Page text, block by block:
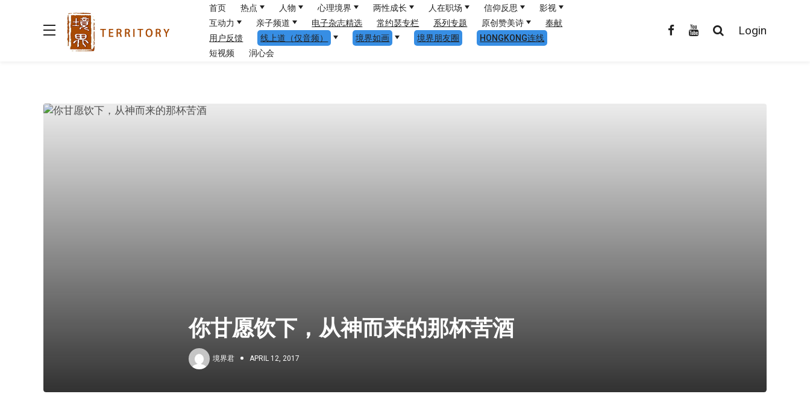
首页 热点 人物 心理境界 两性成长 人在职场 信仰反思
影视
互动力
亲子频道 电子杂志精选 常约瑟专栏 系列专题 原创赞美诗
奉献
用户反馈
线上道（仅音频） 境界如画 境界朋友圈
HONGKONG连线
短视频
润心会
Login
你甘愿饮下，从神而来的那杯苦酒
境界君 APRIL 12, 2017